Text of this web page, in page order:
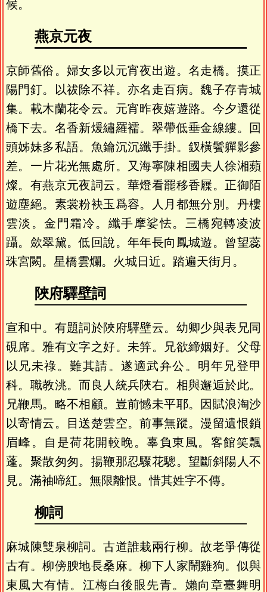
候。
燕京元夜
京師舊俗。婦女多以元宵夜出遊。名走橋。摸正
陽門釘。以祓除不祥。亦名走百病。魏子存青城
集。載木蘭花令云。元宵昨夜嬉遊路。今夕還從
橋下去。名香新煖繡羅襦。翠帶低垂金線縷。回
頭姊妹多私語。魚鑰沉沉纖手掛。釵橫鬢軃影參
差。一片花光無處所。又海寧陳相國夫人徐湘蘋
燦。有燕京元夜詞云。華燈看罷移香屧。正御陌
遊塵絕。素裳粉袂玉爲容。人月都無分別。丹樓
雲淡。金門霜冷。纖手摩娑怯。三橋宛轉凌波
躡。歛翠黛。低回說。年年長向鳳城遊。曾望蕊
珠宮闕。星橋雲爛。火城日近。踏遍天街月。
陜府驛壁詞
宣和中。有題詞於陜府驛壁云。幼卿少與表兄同
硯席。雅有文字之好。未笄。兄欲締姻好。父母
以兄未祿。難其請。遂適武弁公。明年兄登甲
科。職教洮。而良人統兵陜右。相與邂逅於此。
兄鞭馬。略不相顧。豈前憾未平耶。因賦浪淘沙
以寄情云。目送楚雲空。前事無蹤。漫留遺恨鎖
眉峰。自是荷花開較晚。辜負東風。客館笑飄
蓬。聚散匆匆。揚鞭那忍驟花驄。望斷斜陽人不
見。滿袖啼紅。無限離恨。惜其姓字不傳。
柳詞
麻城陳雙泉柳詞。古道誰栽兩行柳。故老爭傳從
古有。柳傍腴地長桑麻。柳下人家鬧雞狗。似與
東風大有情。江梅白後眼先青。嬾向章臺舞明